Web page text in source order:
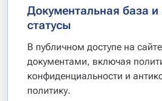
Документальная база и
статусы
В публичном доступе на
документами, включая
конфиденциальности и
политику.